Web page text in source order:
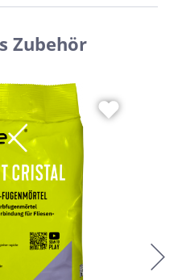
Zubehör